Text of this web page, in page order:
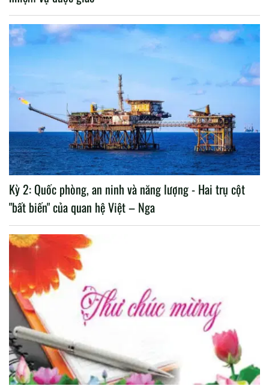
Kỳ 2: Quốc phòng, an ninh và năng lượng - Hai trụ cột
"bất biến" của quan hệ Việt – Nga